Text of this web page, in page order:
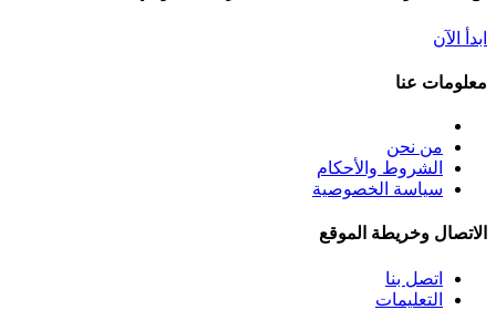
ابدأ الآن
معلومات عنا
من نحن
الشروط والأحكام
سياسة الخصوصية
الاتصال وخريطة الموقع
اتصل بنا
التعليمات